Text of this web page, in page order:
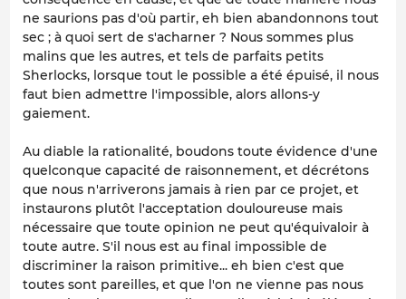
ne saurions pas d'où partir, eh bien abandonnons tout
sec ; à quoi sert de s'acharner ? Nous sommes plus
malins que les autres, et tels de parfaits petits
Sherlocks, lorsque tout le possible a été épuisé, il nous
faut bien admettre l'impossible, alors allons-y
gaiement.
Au diable la rationalité, boudons toute évidence d'une
quelconque capacité de raisonnement, et décrétons
que nous n'arriverons jamais à rien par ce projet, et
instaurons plutôt l'acceptation douloureuse mais
nécessaire que toute opinion ne peut qu'équivaloir à
toute autre. S'il nous est au final impossible de
discriminer la raison primitive... eh bien c'est que
toutes sont pareilles, et que l'on ne vienne pas nous